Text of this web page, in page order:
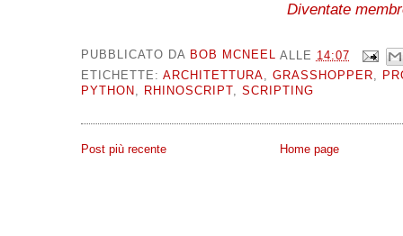
Diventate
PUBBLICATO DA BOB MCNEEL ALLE 14:07
ETICHETTE: ARCHITETTURA, GRASSHOPPER,
PYTHON , RHINOSCRIPT , SCRIPTING
Post più recente Home page